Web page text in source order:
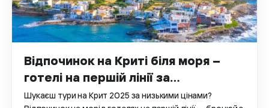
Відпочинок на Криті біля моря –
готелі на першій лінії за
найкращими цінами
Шукаєш тури на Крит 2025 за низькими цінами?